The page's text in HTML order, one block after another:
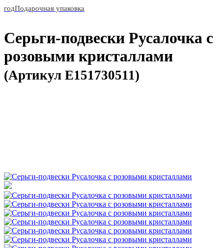
годПодарочная упаковка
Серьги-подвески Русалочка с
розовыми кристаллами
(Артикул E151730511)